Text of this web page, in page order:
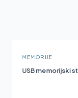
MEMORIJE
USB memorijski